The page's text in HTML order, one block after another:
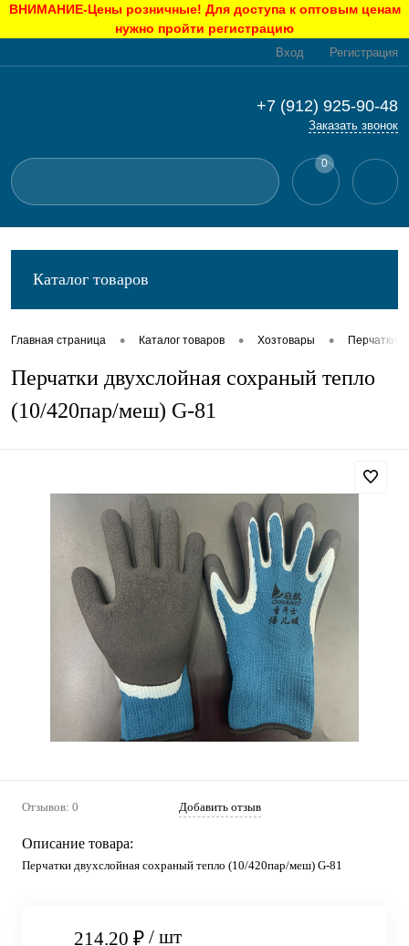
ВНИМАНИЕ-Цены розничные! Для доступа к оптовым ценам
нужно пройти регистрацию
Вход Регистрация
+7 (912) 925-90-48
Заказать звонок
0
Каталог товаров
Главная страница • Каталог товаров • Хозтовары • Перчатки
Перчатки двухслойная сохраный тепло
(10/420пар/меш) G-81
Отзывов: 0 Добавить отзыв
Описание товара:
Перчатки двухслойная сохраный тепло (10/420пар/меш) G-81
214.20 ₽ / шт